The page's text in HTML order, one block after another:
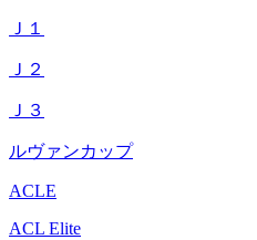
Ｊ１
Ｊ２
Ｊ３
ルヴァンカップ
ACLE
ACL Elite